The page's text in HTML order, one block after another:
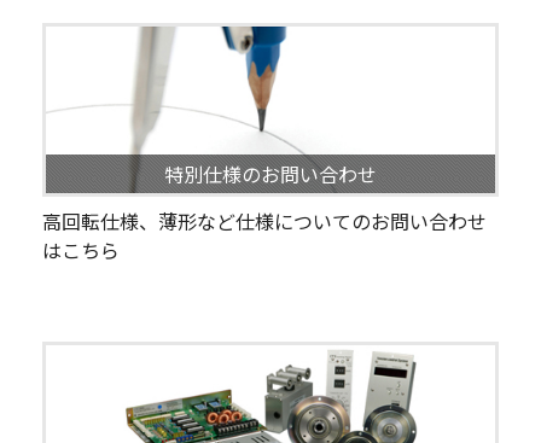
特別仕様のお問い合わせ
高回転仕様、薄形など仕様についてのお問い合わせ
はこちら